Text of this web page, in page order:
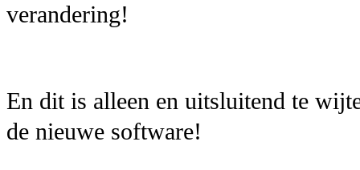
verandering!
En dit is alleen en uitsluitend te
de nieuwe software!